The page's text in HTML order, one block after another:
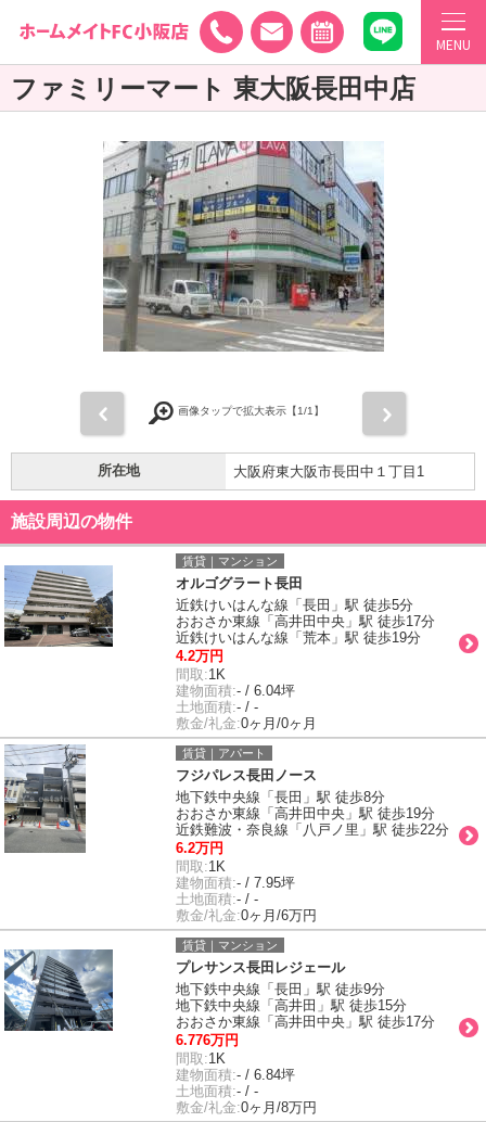
MENU
ファミリーマート 東大阪長田中店
画像タップで拡大表示【1/1】
所在地 大阪府東大阪市長田中１丁目1
施設周辺の物件
賃貸｜マンション
オルゴグラート長田
近鉄けいはんな線「長田」駅 徒歩5分
おおさか東線「高井田中央」駅 徒歩17分
近鉄けいはんな線「荒本」駅 徒歩19分
4.2万円
間取:1K
建物面積:- / 6.04坪
土地面積:- / -
敷金/礼金:0ヶ月/0ヶ月
賃貸｜アパート
フジパレス長田ノース
地下鉄中央線「長田」駅 徒歩8分
おおさか東線「高井田中央」駅 徒歩19分
近鉄難波・奈良線「八戸ノ里」駅 徒歩22分
6.2万円
間取:1K
建物面積:- / 7.95坪
土地面積:- / -
敷金/礼金:0ヶ月/6万円
賃貸｜マンション
プレサンス長田レジェール
地下鉄中央線「長田」駅 徒歩9分
地下鉄中央線「高井田」駅 徒歩15分
おおさか東線「高井田中央」駅 徒歩17分
6.776万円
間取:1K
建物面積:- / 6.84坪
土地面積:- / -
敷金/礼金:0ヶ月/8万円